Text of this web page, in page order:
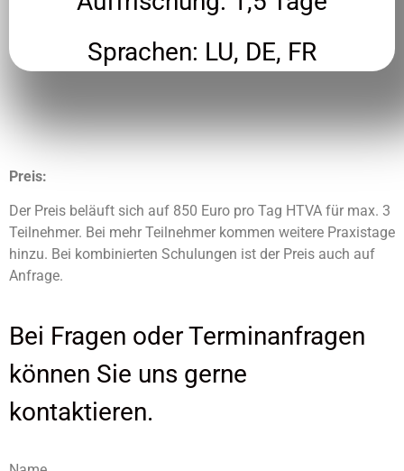
Sprachen: LU, DE, FR
Preis:
Der Preis beläuft sich auf 850 Euro pro Tag HTVA für max. 3
Teilnehmer. Bei mehr Teilnehmer kommen weitere Praxistage
hinzu. Bei kombinierten Schulungen ist der Preis auch auf
Anfrage.
Bei Fragen oder Terminanfragen
können Sie uns gerne
kontaktieren.